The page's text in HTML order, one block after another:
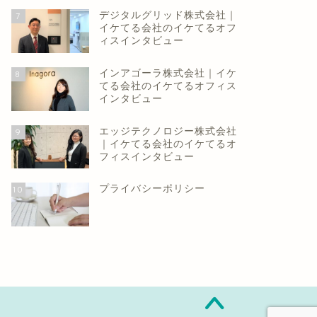
7
デジタルグリッド株式会社｜
イケてる会社のイケてるオフ
ィスインタビュー
8
インアゴーラ株式会社｜イケ
てる会社のイケてるオフィス
インタビュー
9
エッジテクノロジー株式会社
｜イケてる会社のイケてるオ
フィスインタビュー
10 プライバシーポリシー